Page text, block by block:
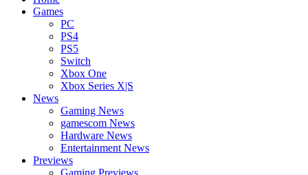
Games
PC
PS4
PS5
Switch
Xbox One
Xbox Series X|S
News
Gaming News
gamescom News
Hardware News
Entertainment News
Previews
Gaming Previews